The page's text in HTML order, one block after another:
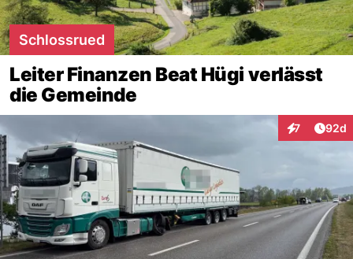
Schlossrued
Leiter Finanzen Beat Hügi verlässt
die Gemeinde
7
Interaktionen
92d